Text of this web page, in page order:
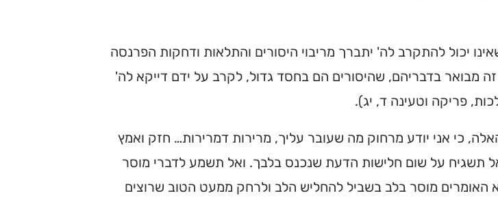
יכול להתקרב לה' יתברך מריבוי היסורים והתלאות ודחקות הפרנסה
זה מבואר בדבריהם, שהיסורים הם בחסד גדול, לקרב על ידם דייקא לה'
פריקה וטעינה ד, יג).
כי אני יודע מרחוק מה שעובר עליך, מרירות דמרירות… חזק ואמץ
תשגיח על שום חלישות הדעת שנכנס בלבך. ואל תשמע לדברי מוסר
מוסר בלב בשביל להחליש הלב ולרחק ממעט הטוב שרוצים